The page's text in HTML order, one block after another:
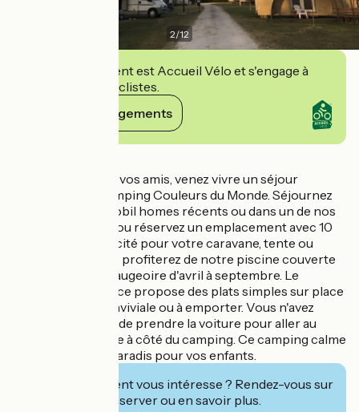
2/12
Cet établissement est Accueil Vélo et s'engage à
accueillir des cyclistes.
Voir ses engagements
En famille ou avec vos amis, venez vivre un séjour
inoubliable au Camping Couleurs du Monde. Séjournez
dans un de nos mobil homes récents ou dans un de nos
cosy Coco sweet ou réservez un emplacement avec 10
ampères d'électricité pour votre caravane, tente ou
camping car. Vous profiterez de notre piscine couverte
et chauffée et pataugeoire d'avril à septembre. Le
restaurant sur place propose des plats simples sur place
dans un cadre conviviale ou à emporter. Vous n'avez
même pas besoin de prendre la voiture pour aller au
supermarché juste à côté du camping. Ce camping calme
et familial est un paradis pour vos enfants.
Cet établissement vous intéresse ? Rendez-vous sur
leur site pour réserver ou en savoir plus.